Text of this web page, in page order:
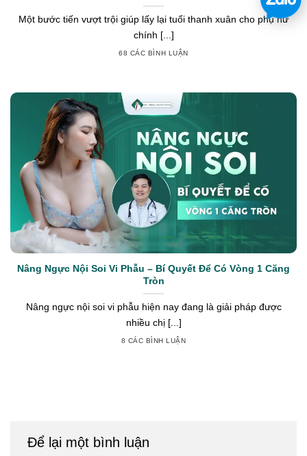
Một bước tiến vượt trội giúp lấy lại tuổi thanh xuân cho phụ nữ
chính [...]
68 CÁC BÌNH LUẬN
Nâng Ngực Nội Soi Vi Phẫu – Bí Quyết Để Có Vòng 1 Căng
Tròn
Nâng ngực nội soi vi phẫu hiện nay đang là giải pháp được
nhiều chị [...]
8 CÁC BÌNH LUẬN
Để lại một bình luận